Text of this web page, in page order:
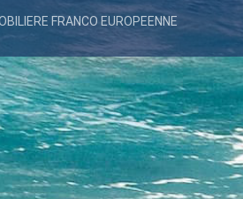
FRANCO EUROPEENNE